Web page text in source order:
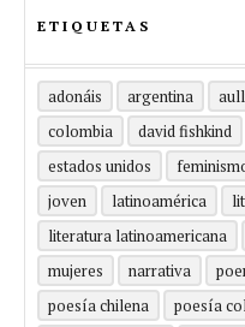
ETIQUETAS
adonáis argentina
colombia
david fishkind
estados unidos
joven
latinoamérica
literatura latinoamericana
mujeres
narrativa
poesía chilena
poesía